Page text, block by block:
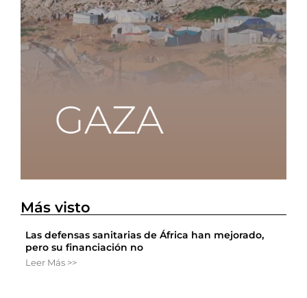
Más visto
Las defensas sanitarias de África han mejorado,
pero su financiación no
Leer Más >>